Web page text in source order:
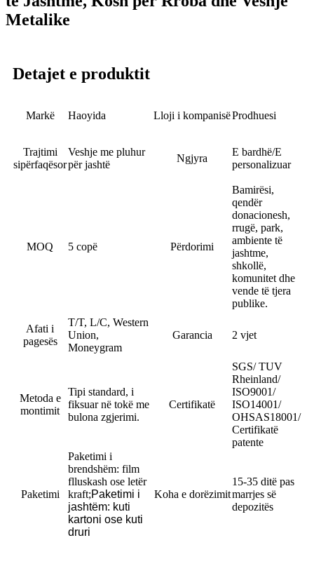
Metalike
Detajet e produktit
Markë Haoyida Lloji i kompanisëProdhuesi
Trajtimi
sipërfaqësor
Veshje me pluhur
për jashtë
Ngjyra
E bardhë/E
personalizuar
MOQ 5 copë Përdorimi
Bamirësi,
qendër
donacionesh,
rrugë, park,
ambiente të
jashtme,
shkollë,
komunitet dhe
vende të tjera
publike.
Afati i
pagesës
T/T, L/C, Western
Union,
Moneygram
Garancia 2 vjet
Metoda e
montimit
Tipi standard, i
fiksuar në tokë me
bulona zgjerimi.
Certifikatë
SGS/ TUV
Rheinland/
ISO9001/
ISO14001/
OHSAS18001/
Certifikatë
patente
Paketimi
Paketimi i
brendshëm: film
flluskash ose letër
kraft;Paketimi i
jashtëm: kuti
kartoni ose kuti
druri
Koha e dorëzimit
15-35 ditë pas
marrjes së
depozitës